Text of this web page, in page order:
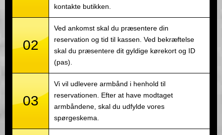
kontakte butikken.
02
Ved ankomst skal du præsentere din
reservation og tid til kassen. Ved bekræftelse
skal du præsentere dit gyldige kørekort og ID
(pas).
03
Vi vil udlevere armbånd i henhold til
reservationen. Efter at have modtaget
armbåndene, skal du udfylde vores
spørgeskema.